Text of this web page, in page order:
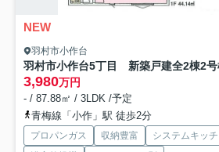
NEW
羽村市小作台
羽村市小作台5丁目 新築戸建全2棟2
3,980万円
- / 87.88㎡ / 3LDK /予定
青梅線「小作」駅 徒歩2分
プロパンガス 収納豊富 システムキッ